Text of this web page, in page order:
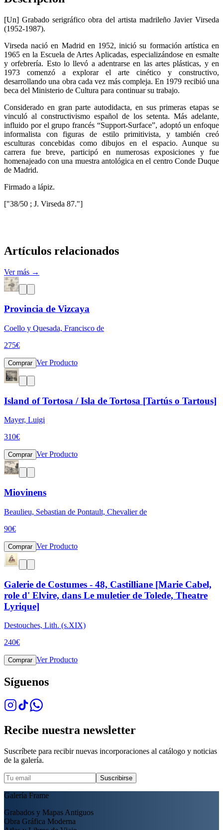
[Un] Grabado serigráfico obra del artista madrileño Javier Virseda
(1952-1987).
Virseda nació en Madrid en 1952, inició su formación artística en
1965 en la Escuela de Artes Aplicadas, especializándose en esmalte
y orfebrería. Esto lo llevó a adentrarse en las artes plásticas, y en
1973 comenzó a explorar el arte cinético y constructivo,
desarrollando una obra cada vez más compleja. En 1979 recibió una
beca del Ministerio de Cultura para continuar su trabajo.
Considerado en gran parte autodidacta, en sus primeras etapas se
vinculó al constructivismo español de los setenta. Más adelante,
influido por el grupo francés “Support-Surface”, adoptó un enfoque
informalista con figuras de estilo primitivista, y también creó
esculturas concebidas como dibujos en el espacio. Aunque su
carrera fue breve, participó en numerosas exposiciones y fue
homenajeado con una muestra antológica en el centro Conde Duque
de Madrid.
Firmado a lápiz.
["38/50 ; J. Virseda 87."]
Artículos relacionados
Ver más →
Provincia de Vizcaya
Coello y Quesada, Francisco de
275€
Comprar Ver Producto
Island of Tortosa / Isla de Tortosa [Tartús o Tartous]
Mayer, Luigi
310€
Comprar Ver Producto
Miovinens
Beaulieu, Sebastian de Pontault, Chevalier de
90€
Comprar Ver Producto
Galerie de Costumes - 48, Castilliane [Marie Cabel,
role d' Elvire, dans Le muletier de Tolede, Theatre
Lyrique]
Destouches, Lith. (s.XIX)
240€
Comprar Ver Producto
Síguenos
Recibe nuestra newsletter
Suscríbete para recibir nuevas incorporaciones al catálogo y noticias
de la galería.
Suscribirse
Galería Frame
Grabados y Mapas Antiguos
Obra Gráfica Moderna